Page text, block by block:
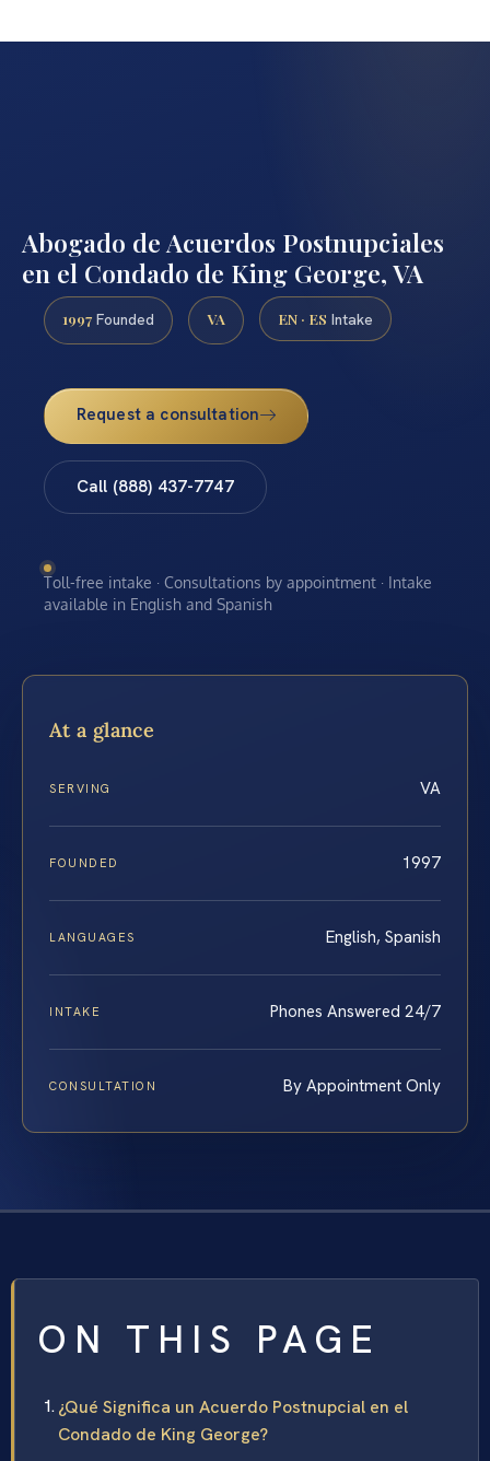
Abogado de Acuerdos Postnupciales
en el Condado de King George, VA
1997 Founded VA EN · ES Intake
Request a consultation
Call (888) 437-7747
Toll-free intake · Consultations by appointment · Intake
available in English and Spanish
At a glance
SERVING VA
FOUNDED 1997
LANGUAGES English, Spanish
INTAKE Phones Answered 24/7
CONSULTATION By Appointment Only
ON THIS PAGE
¿Qué Significa un Acuerdo Postnupcial en el
Condado de King George?